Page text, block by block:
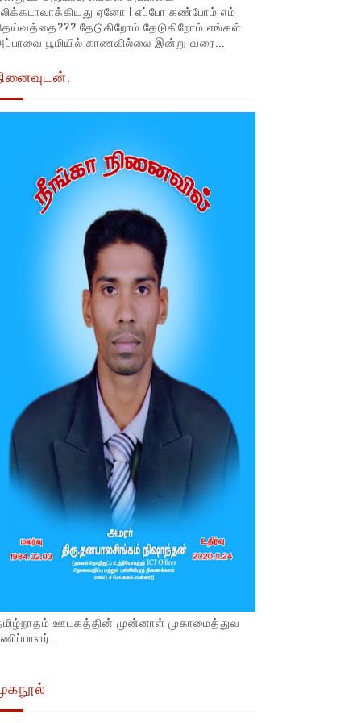
ஏனோ ! எப்போ கண்போம் எம்
தேடுகிறோம் தேடுகிறோம் எங்கள்
பூமியில் காணவில்லை இன்று வரை...
ஊடகத்தின் முன்னாள் முகாமைத்துவ